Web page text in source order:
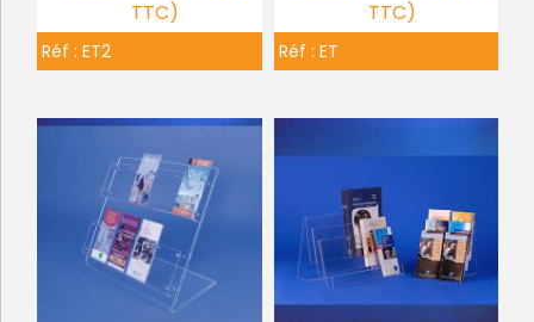
TTC)
Réf : ET2
TTC)
Réf : ET